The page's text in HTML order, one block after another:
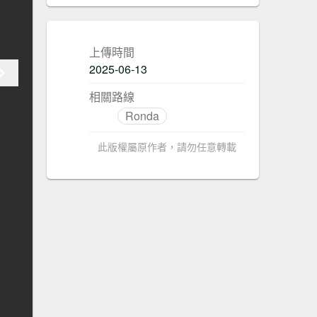
上傳時間
2025-06-13
相關路線
Ronda
此版權屬原作者，請勿任意轉載